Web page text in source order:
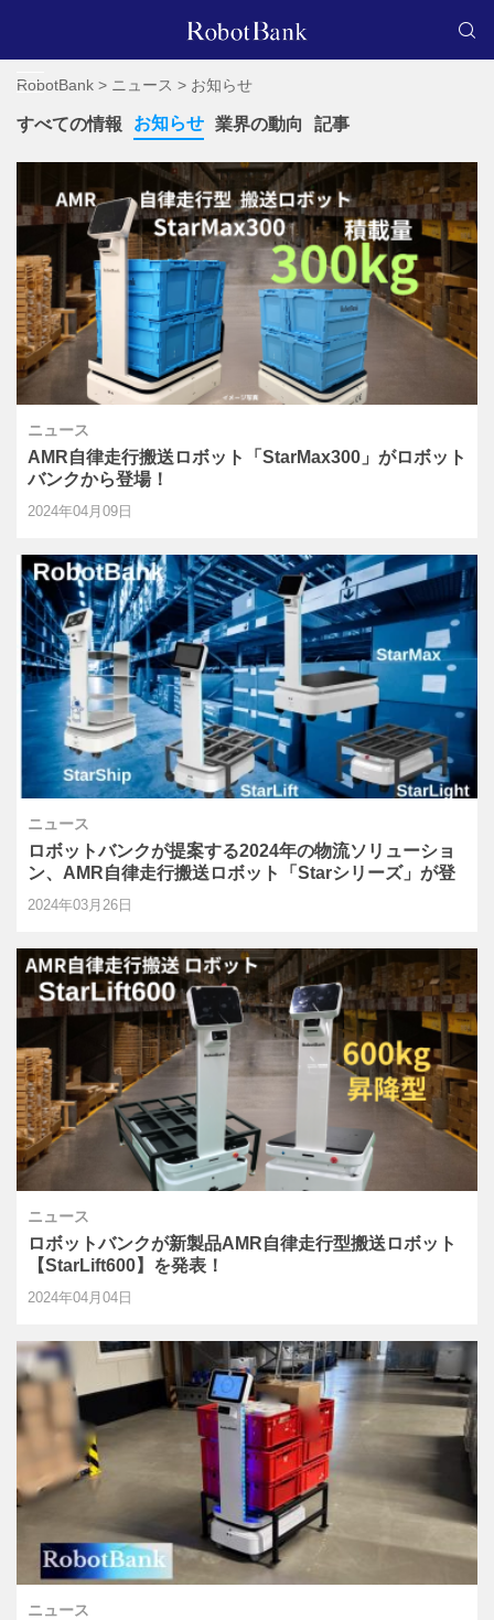
RobotBank > ニュース > お知らせ
すべての情報 お知らせ 業界の動向 記事
ニュース
AMR自律走行搬送ロボット「StarMax300」がロボット
バンクから登場！
2024年04月09日
ニュース
ロボットバンクが提案する2024年の物流ソリューショ
ン、AMR自律走行搬送ロボット「Starシリーズ」が登
場！
2024年03月26日
ニュース
ロボットバンクが新製品AMR自律走行型搬送ロボット
【StarLift600】を発表！
2024年04月04日
ニュース